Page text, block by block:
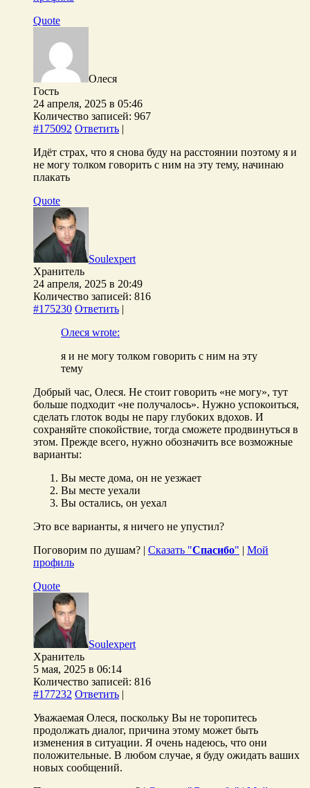
Quote
Олеся
Гость
24 апреля, 2025 в 05:46
Количество записей: 967
#175092 Ответить |
Идёт страх, что я снова буду на расстоянии поэтому я и
не могу толком говорить с ним на эту тему, начинаю
плакать
Quote
Soulexpert
Хранитель
24 апреля, 2025 в 20:49
Количество записей: 816
#175230 Ответить |
Олеся wrote:
я и не могу толком говорить с ним на эту
тему
Добрый час, Олеся. Не стоит говорить «не могу», тут
больше подходит «не получалось». Нужно успокоиться,
сделать глоток воды не пару глубоких вдохов. И
сохраняйте спокойствие, тогда сможете продвинуться в
этом. Прежде всего, нужно обозначить все возможные
варианты:
Вы месте дома, он не уезжает
Вы месте уехали
Вы остались, он уехал
Это все варианты, я ничего не упустил?
Поговорим по душам? | Сказать "Спасибо" | Мой
профиль
Quote
Soulexpert
Хранитель
5 мая, 2025 в 06:14
Количество записей: 816
#177232 Ответить |
Уважаемая Олеся, поскольку Вы не торопитесь
продолжать диалог, причина этому может быть
изменения в ситуации. Я очень надеюсь, что они
положительные. В любом случае, я буду ожидать ваших
новых сообщений.